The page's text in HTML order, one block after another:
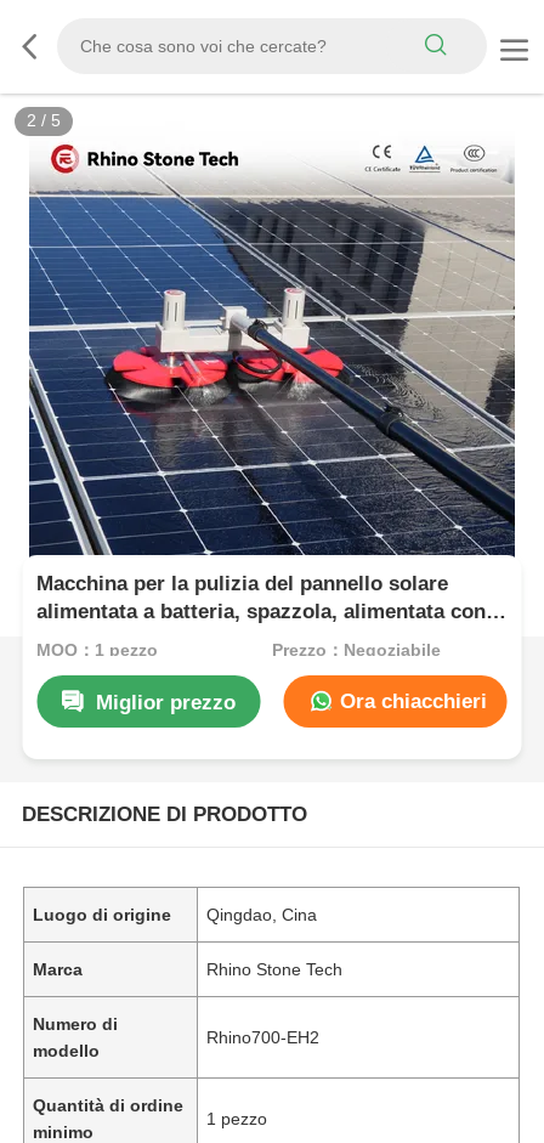
3 / 5
Macchina per la pulizia del pannello solare
alimentata a batteria, spazzola, alimentata con
acqua, a polo telescopico
MOQ：1 pezzo Prezzo：Negoziabile
Miglior prezzo Ora chiacchieri
DESCRIZIONE DI PRODOTTO
Luogo di origine Qingdao, Cina
Marca Rhino Stone Tech
Numero di
modello
Rhino700-EH2
Quantità di ordine
minimo
1 pezzo